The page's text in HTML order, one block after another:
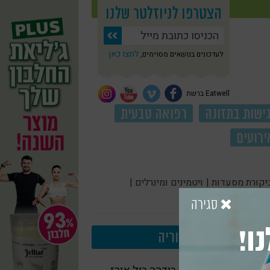
הצטרפו לניוזלטר שלנו
לעדכונים בנושאים מסוימים, לחצו כאן
Eatwell ברשת
גישות בתזונה
רפואה טבעית
מסעדות | ויטמינים ומינרלים |
עוד בקטגוריה
סגירה